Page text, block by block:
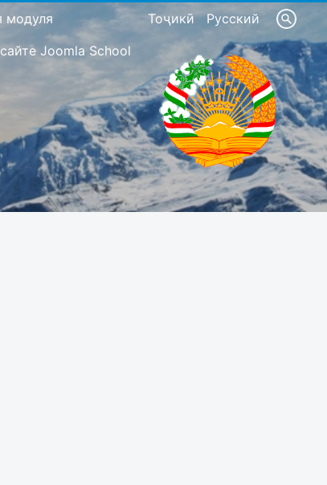
Тоҷикӣ Русский
модуля
Joomla School